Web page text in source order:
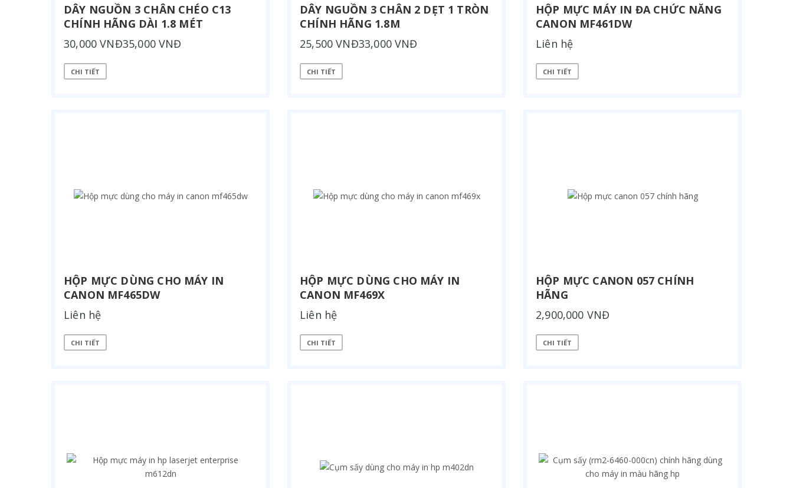
DÂY NGUỒN 3 CHÂN CHÉO C13
CHÍNH HÃNG DÀI 1.8 MÉT
30,000 VNĐ35,000 VNĐ
CHI TIẾT
DÂY NGUỒN 3 CHÂN 2 DẸT 1 TRÒN
CHÍNH HÃNG 1.8M
25,500 VNĐ33,000 VNĐ
CHI TIẾT
HỘP MỰC MÁY IN ĐA CHỨC NĂNG
CANON MF461DW
Liên hệ
CHI TIẾT
HỘP MỰC DÙNG CHO MÁY IN
CANON MF465DW
Liên hệ
CHI TIẾT
HỘP MỰC DÙNG CHO MÁY IN
CANON MF469X
Liên hệ
CHI TIẾT
HỘP MỰC CANON 057 CHÍNH
HÃNG
2,900,000 VNĐ
CHI TIẾT